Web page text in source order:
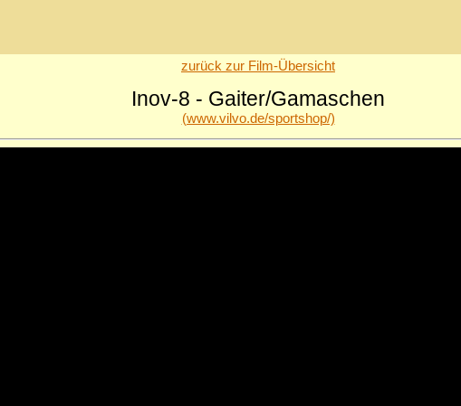
zurück zur Film-Übersicht
Inov-8 - Gaiter/Gamaschen
(www.vilvo.de/sportshop/)